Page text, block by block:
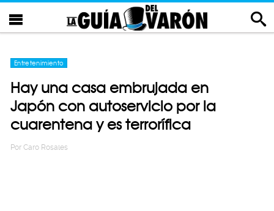
Entretenimiento
Hay una casa embrujada en
Japón con autoservicio por la
cuarentena y es terrorífica
Por Caro Rosales